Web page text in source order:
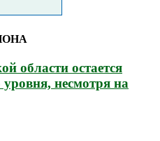
области остается
уровня, несмотря на